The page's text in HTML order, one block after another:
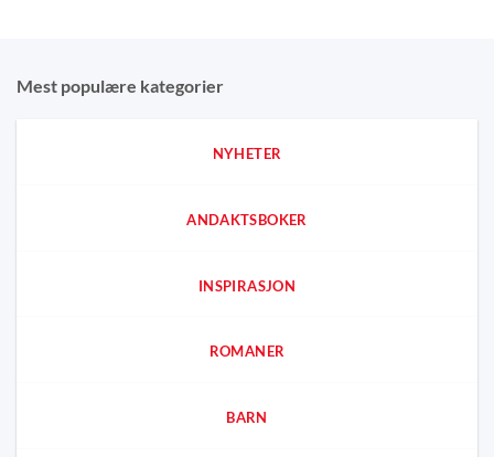
Mest populære kategorier
NYHETER
ANDAKTSBOKER
INSPIRASJON
ROMANER
BARN